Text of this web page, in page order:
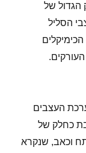
הגדול של
הסליל
העצבים
כחלק של
וכאב, שנקרא